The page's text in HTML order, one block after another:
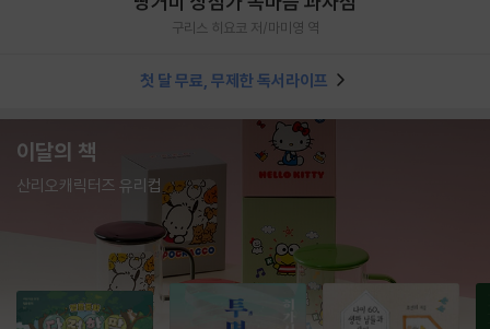
구리스 히요코 저/마미영 역
첫 달 무료, 무제한 독서라이프
이달의 책
산리오캐릭터즈 유리컵